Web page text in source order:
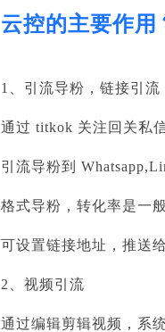
云控的主要作用
1、引流导粉，链接引流
通过 titkok 关注回关私
引流导粉到
格式导粉，转化率是一
可设置链接地址，推送
2、视频引流
通过编辑剪辑视频，系